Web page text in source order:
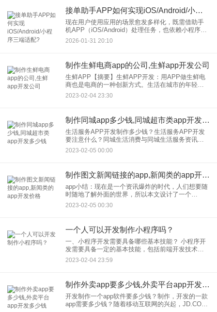
接单助手APP如何实现iOS/Android/小程序三端适配?
现在用户使用应用的场景愈发多样化，既需借助手
机APP（iOS/Android）处理任务，也依赖小程序进
行轻量化操作。对于接单助手APP这类工具型应用
而言，三端适配已成为提升用户体验、扩大市场覆
2026-01-31 20:10
制作生鲜电商app的公司,生鲜app开发公司
生鲜APP【摘要】生鲜APP开发：用APP做生鲜电
商也是电商的一种创新方式。生活在城市的年轻人
生活和工作都很忙，但他们下班回家后想吃新鲜的
农家菜。那么生鲜APP就是现在适合年轻一代的。
2023-02-04 23:30
制作同城app多少钱,同城超市类app开发多少钱
生活服务APP开发制作多少钱？生活服务APP开发
要注意什么？同城生活消费与同城生活服务资讯，
社区论坛在一些前城市是资讯在移动互联网时代收
购的主要模式。生活App开发将成为同城人民生活服
2023-02-05 00:00
制作图文新闻链接的app,新闻类的app开发价格
app小结：现在是一个资讯爆炸的时代，人们想要随
时随地了解外面的世界，所以本文设计了一个
APP，让我们足不出户就能了解世界大事和新闻的
近况。 这个新闻秀APP使用了数据库、网络数据请
2023-02-05 00:30
一个人可以开发制作小程序吗？
一、小程序开发需要具备哪些基本技能？ 小程序开
发需要具备一定的基本技能，包括前端开发技术，
如HTML、CSS、JavaScript；后端开发技术，如
Node.js、PHP等；数据库技术
2023-02-04 23:59
制作外卖app要多少钱,外卖平台app开发多少钱
开发制作一个app软件要多少钱？制作，开发的一款
app需要多少钱？随着移动互联网的兴起，JD.COM